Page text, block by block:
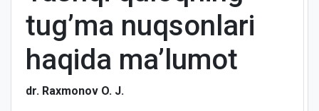
tug’ma nuqsonlari
haqida ma’lumot
dr. Raxmonov O. J.